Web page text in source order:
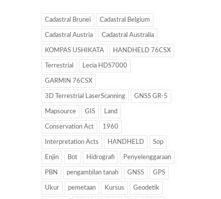
Cadastral Brunei Cadastral Belgium
Cadastral Austria Cadastral Australia
KOMPAS USHIKATA HANDHELD 76CSX
Terrestrial Lecia HDS7000
GARMIN 76CSX
3D Terrestrial LaserScanning GNSS GR-5
Mapsource GIS Land
Conservation Act 1960
Interpretation Acts HANDHELD Sop
Enjin Bot Hidrografi Penyelenggaraan
PBN pengambilan tanah GNSS GPS
Ukur pemetaan Kursus Geodetik